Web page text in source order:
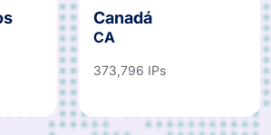
Canadá
CA
373,796 IPs